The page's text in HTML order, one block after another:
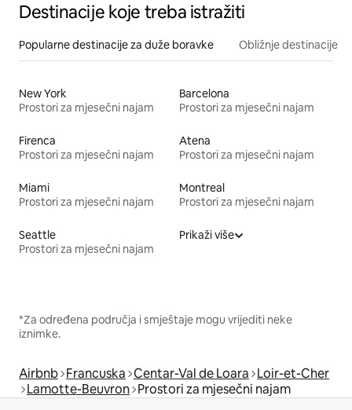
Destinacije koje treba istražiti
Popularne destinacije za duže boravke Obližnje destinacije
New York
Prostori za mjesečni najam
Barcelona
Prostori za mjesečni najam
Firenca
Prostori za mjesečni najam
Atena
Prostori za mjesečni najam
Miami
Prostori za mjesečni najam
Montreal
Prostori za mjesečni najam
Seattle
Prostori za mjesečni najam
Prikaži više
*Za određena područja i smještaje mogu vrijediti neke
iznimke.
Airbnb Francuska Centar-Val de Loara Loir-et-Cher
Lamotte-Beuvron Prostori za mjesečni najam